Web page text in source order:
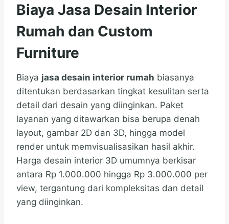
Biaya Jasa Desain Interior
Rumah dan Custom
Furniture
Biaya jasa desain interior rumah biasanya
ditentukan berdasarkan tingkat kesulitan serta
detail dari desain yang diinginkan. Paket
layanan yang ditawarkan bisa berupa denah
layout, gambar 2D dan 3D, hingga model
render untuk memvisualisasikan hasil akhir.
Harga desain interior 3D umumnya berkisar
antara Rp 1.000.000 hingga Rp 3.000.000 per
view, tergantung dari kompleksitas dan detail
yang diinginkan.